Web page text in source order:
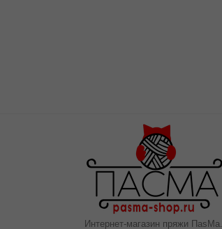
Интернет-магазин пряжи ПаsМа.